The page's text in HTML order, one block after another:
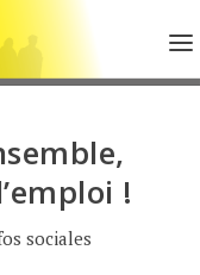
!
sociales